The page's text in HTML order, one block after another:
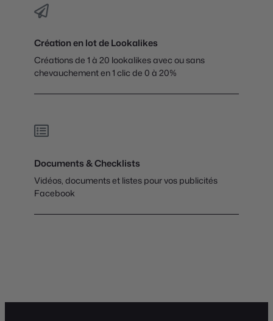
Création en lot de Lookalikes
Créations de 1 à 20 lookalikes avec ou sans
chevauchement en 1 clic de 0 à 20%
Documents & Checklists
Vidéos, documents et listes pour vos publicités
Facebook